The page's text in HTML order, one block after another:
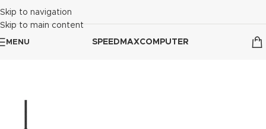
Skip to navigation
Skip to main content
MENU SPEEDMAXCOMPUTER